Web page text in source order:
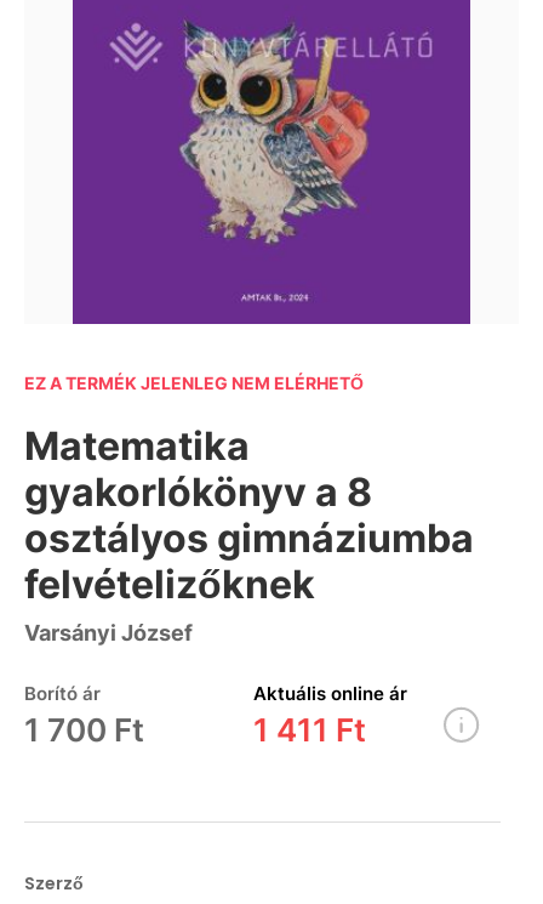
EZ A TERMÉK JELENLEG NEM ELÉRHETŐ
Matematika
gyakorlókönyv a 8
osztályos gimnáziumba
felvételizőknek
Varsányi József
Borító ár
1 700 Ft
Aktuális online ár
1 411 Ft
Szerző